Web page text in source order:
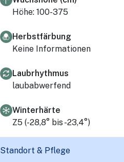
Höhe: 100-375
Herbstfärbung
Keine Informationen
Laubrhythmus
laubabwerfend
Winterhärte
Z5 (-28,8° bis -23,4°)
Standort & Pflege